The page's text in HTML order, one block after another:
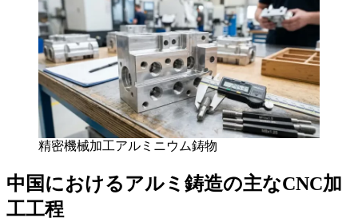
精密機械加工アルミニウム鋳物
中国におけるアルミ鋳造の主なCNC加
工工程